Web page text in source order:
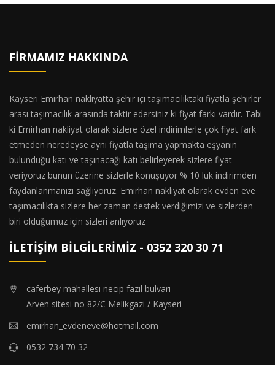
FIRMAMIZ HAKKINDA
Kayseri Emirhan nakliyatta şehir içi taşımacılıktaki fiyatla şehirler
arası taşımacılık arasında taktir edersiniz ki fiyat farkı vardır. Tabi
ki Emirhan nakliyat olarak sizlere özel indirimlerle çok fiyat fark
etmeden neredeyse aynı fiyatla taşıma yapmakta eşyanın
bulunduğu katı ve taşınacağı katı belirleyerek sizlere fiyat
veriyoruz bunun üzerine sizlerle konuşuyor % 10 luk indirimden
faydanlanmanızı sağlıyoruz. Emirhan nakliyat olarak evden eve
taşımacılıkta sizlere her zaman destek verdiğimizi ve sizlerden
biri olduğumuz için sizleri anlıyoruz
İLETIŞIM BILGILERIMIZ - 0352 320 30 71
caferbey mahallesi necip fazıl bulvarı
Arven sitesi no 82/C Melikgazi / Kayseri
emirhan_evdeneve@hotmail.com
0532 734 70 32